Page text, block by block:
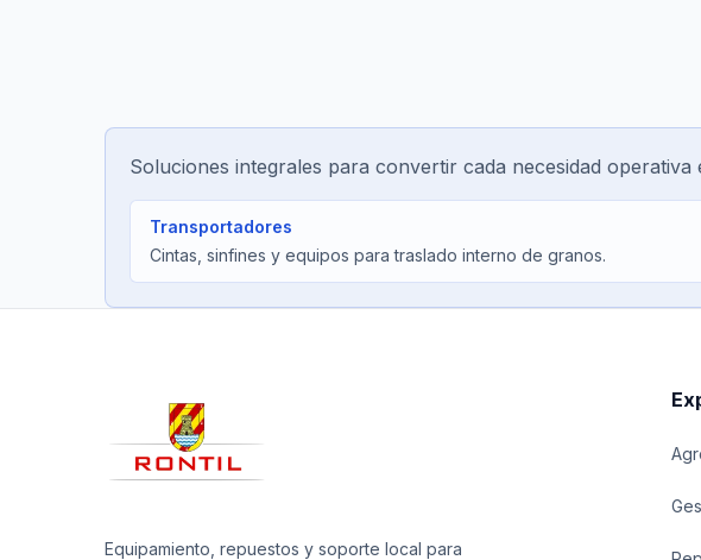
Soluciones integrales para convertir cada necesidad
Transportadores
Cintas, sinfines y equipos para traslado interno de granos.
Equipamiento, repuestos y soporte local para